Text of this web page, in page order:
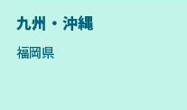
九州・沖縄
福岡県